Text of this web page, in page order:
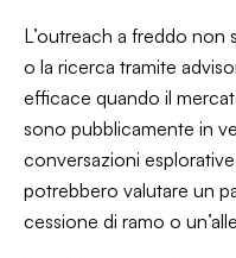
L’outreach a freddo non
o la ricerca tramite
efficace quando il
sono pubblicamente in
conversazioni
potrebbero valutare un
cessione di ramo o